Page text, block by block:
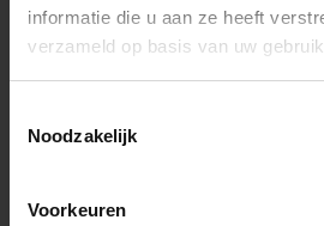
informatie die u aan ze heeft
verzameld op basis van uw
Noodzakelijk
Voorkeuren